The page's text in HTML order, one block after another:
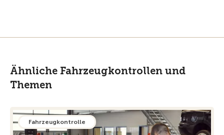
Ähnliche Fahrzeugkontrollen und
Themen
Fahrzeugkontrolle